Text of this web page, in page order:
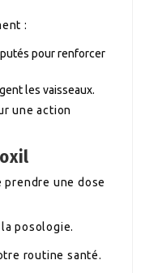
:
pour renforcer
les vaisseaux.
une action
une dose
posologie.
routine santé.